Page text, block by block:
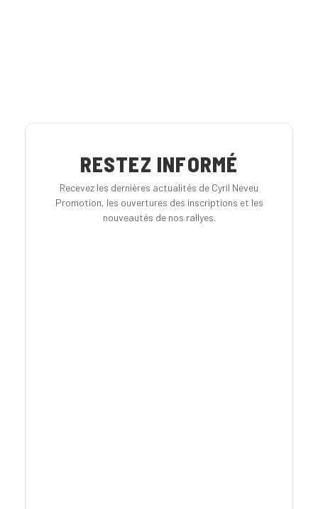
RESTEZ INFORMÉ
Recevez les dernières actualités de Cyril Neveu
Promotion, les ouvertures des inscriptions et les
nouveautés de nos rallyes.